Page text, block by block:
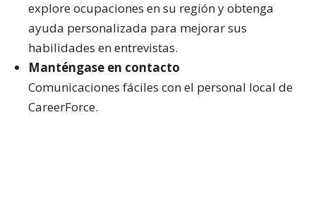
explore ocupaciones en su región y obtenga
ayuda personalizada para mejorar sus
habilidades en entrevistas.
Manténgase en contacto
Comunicaciones fáciles con el personal local de
CareerForce.